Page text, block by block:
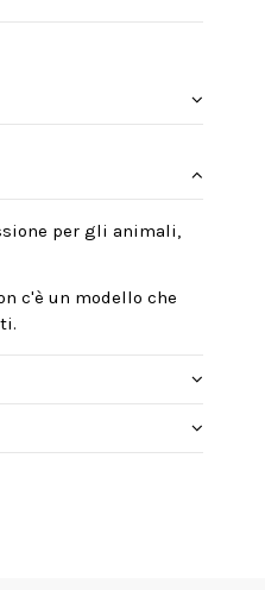
per gli animali,
c'è un modello che